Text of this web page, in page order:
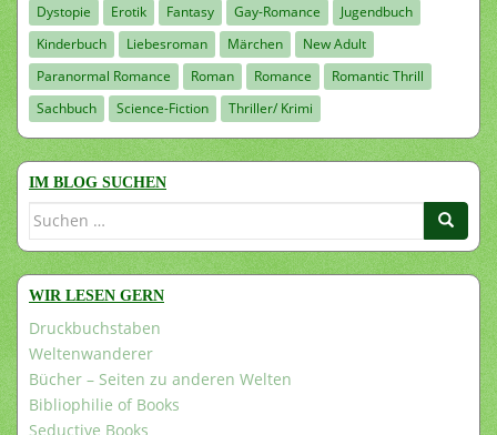
Dystopie Erotik Fantasy Gay-Romance
Jugendbuch
Kinderbuch
Liebesroman Märchen
New Adult
Paranormal Romance
Roman Romance
Romantic Thrill
Sachbuch
Science-Fiction Thriller/ Krimi
IM BLOG SUCHEN
Suchen
WIR LESEN GERN
Druckbuchstaben
Weltenwanderer
Bücher – Seiten zu anderen Welten
Bibliophilie of Books
Seductive Books